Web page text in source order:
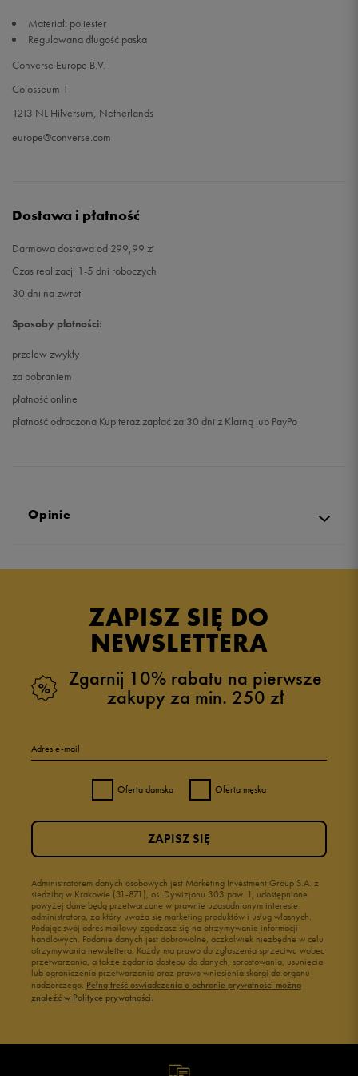
Materiał: poliester
Regulowana długość paska
Converse Europe B.V.
Colosseum 1
1213 NL Hilversum, Netherlands
europe@converse.com
Dostawa i płatność
Darmowa dostawa od 299,99 zł
Czas realizacji 1-5 dni roboczych
30 dni na zwrot
Sposoby płatności:
przelew zwykły
za pobraniem
płatność online
płatność odroczona Kup teraz zapłać za 30 dni z Klarną lub PayPo
Opinie
ZAPISZ SIĘ DO
NEWSLETTERA
Zgarnij 10% rabatu na pierwsze
zakupy za min. 250 zł
Adres e-mail
Oferta damska Oferta męska
Administratorem danych osobowych jest Marketing Investment Group S.A. z
siedzibą w Krakowie (31-871), os. Dywizjonu 303 paw. 1, udostępnione
powyżej dane będą przetwarzane w prawnie uzasadnionym interesie
administratora, za który uważa się marketing produktów i usług własnych.
Podając swój adres mailowy zgadzasz się na otrzymywanie informacji
handlowych. Podanie danych jest dobrowolne, aczkolwiek niezbędne w celu
otrzymywania newslettera. Każdy ma prawo do zgłoszenia sprzeciwu wobec
przetwarzania, a także żądania dostępu do danych, sprostowania, usunięcia
lub ograniczenia przetwarzania oraz prawo wniesienia skargi do organu
nadzorczego. Pełną treść oświadczenia o ochronie prywatności można
znaleźć w Polityce prywatności.
ZAPISZ SIĘ